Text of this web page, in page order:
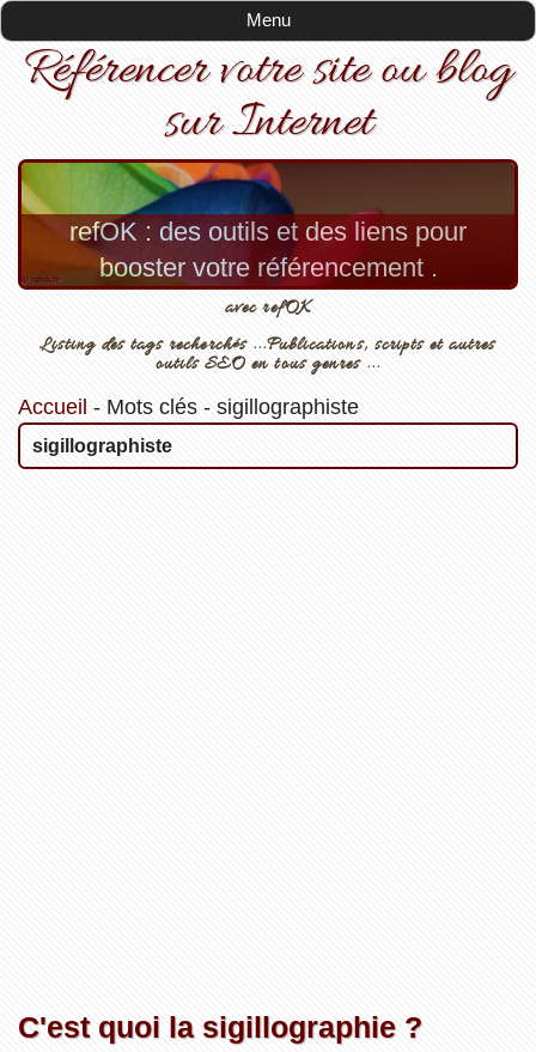
Menu
Référencer votre site ou blog
sur Internet
refOK : des outils et des liens pour
booster votre référencement .
avec refOK
Listing des tags recherchés ...Publications, scripts et autres
outils SEO en tous genres ...
Accueil - Mots clés- sigillographiste
sigillographiste
C'est quoi la sigillographie ?